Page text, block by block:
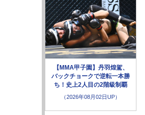
【MMA甲子園】丹羽煌駕、
バックチョークで逆転一本勝
ち！史上2人目の2階級制覇
（2026年08月02日UP）